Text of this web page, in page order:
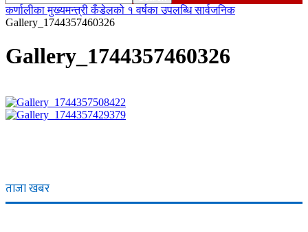
कर्णालीका मुख्यमन्त्री कँडेलको १ वर्षका उपलब्धि सार्वजनिक
Gallery_1744357460326
Gallery_1744357460326
ताजा खबर